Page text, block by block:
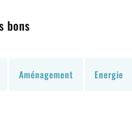
bons
Aménagement Energie